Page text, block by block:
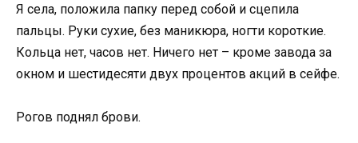
Я села, положила папку перед собой и сцепила
пальцы. Руки сухие, без маникюра, ногти короткие.
Кольца нет, часов нет. Ничего нет – кроме завода за
окном и шестидесяти двух процентов акций в сейфе.
Рогов поднял брови.